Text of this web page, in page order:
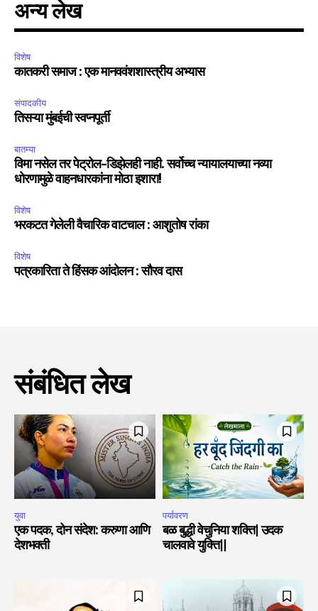
अन्य लेख
विशेष
कातकरी समाज : एक मानववंशशास्त्रीय अभ्यास
संपादकीय
तिसऱ्या मुंबईची स्वप्नपूर्ती
बातम्या
विमा नसेल तर पेट्रोल-डिझेलही नाही. सर्वोच्च न्यायालयाच्या नव्या
धोरणामुळे वाहनधारकांना मोठा इशारा!
विशेष
भरकटत गेलेली वैचारिक वाटचाल : आशुतोष रांका
विशेष
पत्रकारिता ते हिंसक आंदोलन : सौरव दास
संबंधित लेख
युवा
एक पदक, दोन संदेश: करुणा आणि
देशभक्ती
पर्यावरण
बळ बुद्धी वेचुनिया शक्ति| उदक
चालवावे युक्ति||